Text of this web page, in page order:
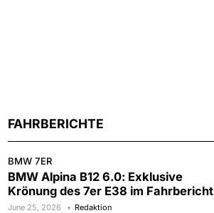
FAHRBERICHTE
BMW 7ER
BMW Alpina B12 6.0: Exklusive
Krönung des 7er E38 im Fahrbericht
June 25, 2026 Redaktion